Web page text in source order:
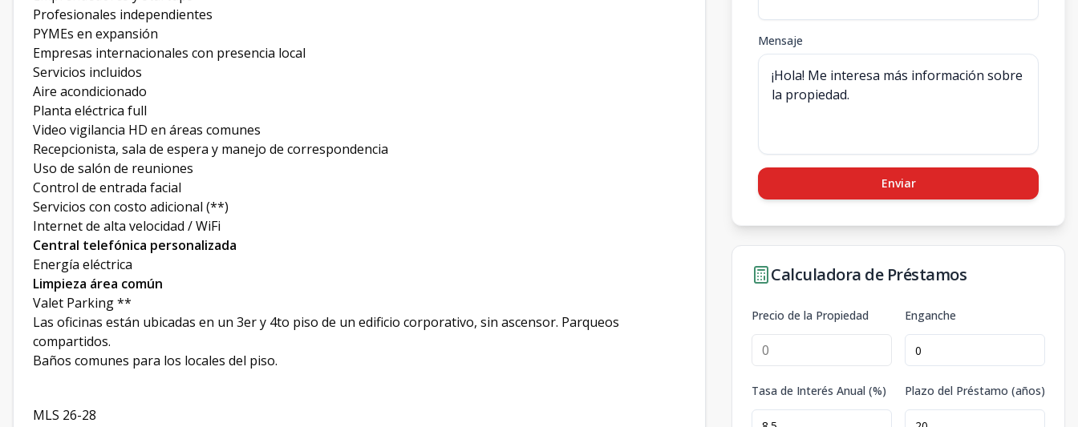
Profesionales independientes
PYMEs en expansión
Empresas internacionales con presencia local
Servicios incluidos
Aire acondicionado
Planta eléctrica full
Video vigilancia HD en áreas comunes
Recepcionista, sala de espera y manejo de correspondencia
Uso de salón de reuniones
Control de entrada facial
Servicios con costo adicional (**)
Internet de alta velocidad / WiFi
Central telefónica personalizada
Energía eléctrica
Limpieza área común
Valet Parking **
Las oficinas están ubicadas en un 3er y 4to piso de un edificio corporativo, sin ascensor. Parqueos
compartidos.
Baños comunes para los locales del piso.
MLS 26-28
Mensaje
Enviar
Calculadora de Préstamos
Precio de la Propiedad Enganche
Tasa de Interés Anual (%) Plazo del Préstamo (años)